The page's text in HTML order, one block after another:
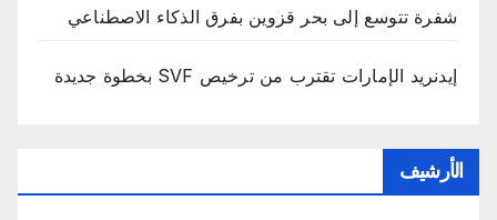
شفرة تتوسع إلى بحر قزوين بفرق الذكاء الاصطناعي
إيدنريد الإمارات تقترب من ترخيص SVF بخطوة جديدة
الأرشيف